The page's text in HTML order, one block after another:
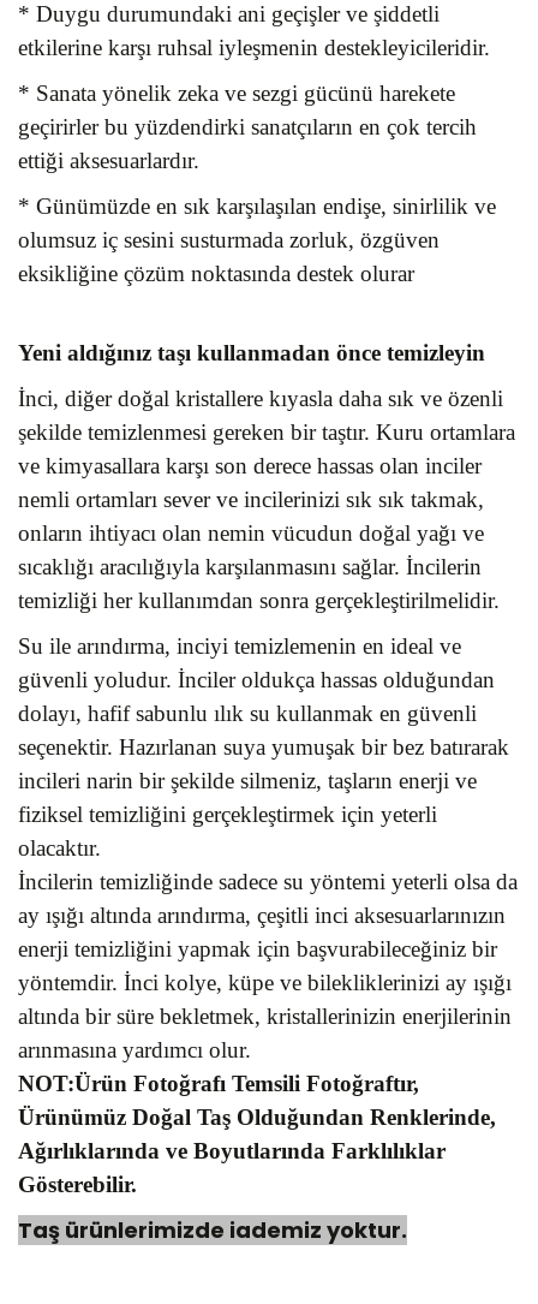
* Duygu durumundaki ani geçişler ve şiddetli
etkilerine karşı ruhsal iyleşmenin destekleyicileridir.
* Sanata yönelik zeka ve sezgi gücünü harekete
geçirirler bu yüzdendirki sanatçıların en çok tercih
ettiği aksesuarlardır.
* Günümüzde en sık karşılaşılan endişe, sinirlilik ve
olumsuz iç sesini susturmada zorluk, özgüven
eksikliğine çözüm noktasında destek olurar
Yeni aldığınız taşı kullanmadan önce temizleyin
İnci, diğer doğal kristallere kıyasla daha sık ve özenli
şekilde temizlenmesi gereken bir taştır. Kuru ortamlara
ve kimyasallara karşı son derece hassas olan inciler
nemli ortamları sever ve incilerinizi sık sık takmak,
onların ihtiyacı olan nemin vücudun doğal yağı ve
sıcaklığı aracılığıyla karşılanmasını sağlar. İncilerin
temizliği her kullanımdan sonra gerçekleştirilmelidir.
Su ile arındırma, inciyi temizlemenin en ideal ve
güvenli yoludur. İnciler oldukça hassas olduğundan
dolayı, hafif sabunlu ılık su kullanmak en güvenli
seçenektir. Hazırlanan suya yumuşak bir bez batırarak
incileri narin bir şekilde silmeniz, taşların enerji ve
fiziksel temizliğini gerçekleştirmek için yeterli
olacaktır.
İncilerin temizliğinde sadece su yöntemi yeterli olsa da
ay ışığı altında arındırma, çeşitli inci aksesuarlarınızın
enerji temizliğini yapmak için başvurabileceğiniz bir
yöntemdir. İnci kolye, küpe ve bilekliklerinizi ay ışığı
altında bir süre bekletmek, kristallerinizin enerjilerinin
arınmasına yardımcı olur.
NOT:Ürün Fotoğrafı Temsili Fotoğraftır,
Ürünümüz Doğal Taş Olduğundan Renklerinde,
Ağırlıklarında ve Boyutlarında Farklılıklar
Gösterebilir.
Taş ürünlerimizde iademiz yoktur.